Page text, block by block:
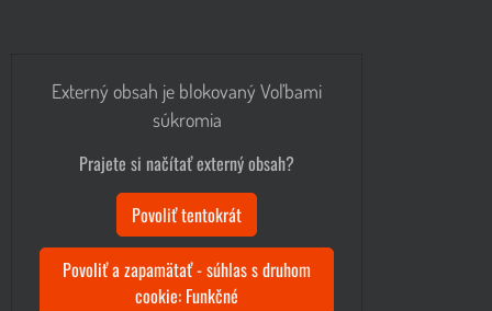
Externý obsah je blokovaný Voľbami
súkromia
Prajete si načítať externý obsah?
Povoliť tentokrát
Povoliť a zapamätať - súhlas s druhom
cookie: Funkčné